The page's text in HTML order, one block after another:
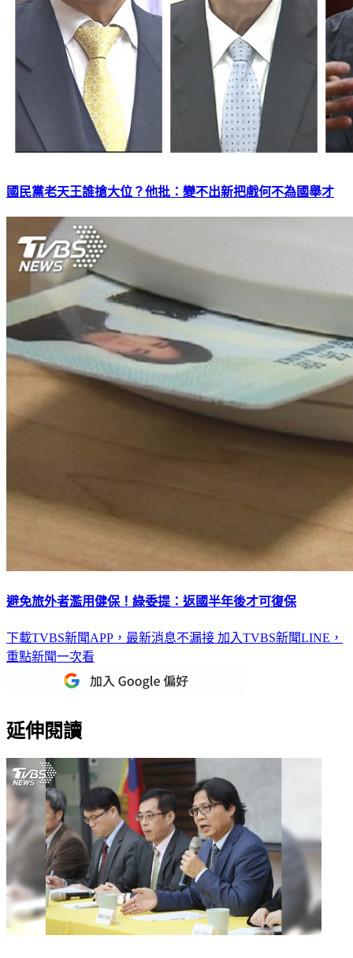
國民黨老天王誰搶大位？他批：變不出新把戲何不為國舉才
避免旅外者濫用健保！綠委提：返國半年後才可復保
下載TVBS新聞APP，最新消息不漏接 加入TVBS新聞LINE，
重點新聞一次看
延伸閱讀